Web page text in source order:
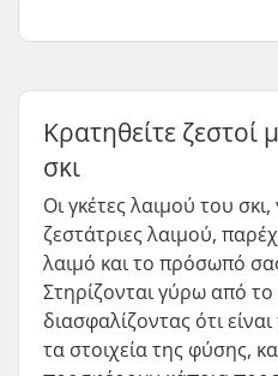
Κρατηθείτε ζεστοί
σκι
Οι γκέτες λαιμού του
ζεστάτριες λαιμού,
λαιμό και το πρόσωπό
Στηρίζονται γύρω από
διασφαλίζοντας ότι
τα στοιχεία της φύσης,